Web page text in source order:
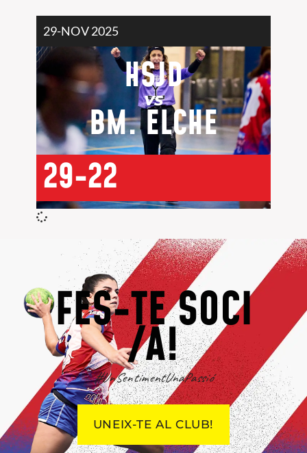
29-NOV 2025
HSJD
VS
BM. ELCHE
29-22
FES-TE SOCI
/A!
#UnSentimentUnaPassió
UNEIX-TE AL CLUB!